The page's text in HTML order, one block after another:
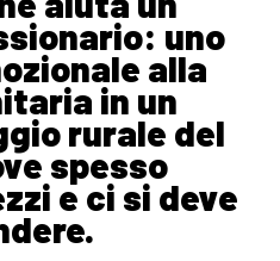
uno
alla
in un
rurale del
spesso
e ci si deve